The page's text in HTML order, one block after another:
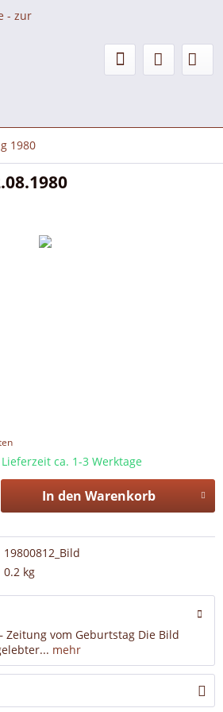
1980
ca. 1-3 Werktage
In den Warenkorb
19800812_Bild
0.2 kg
Zeitung vom Geburtstag Die Bild
mehr